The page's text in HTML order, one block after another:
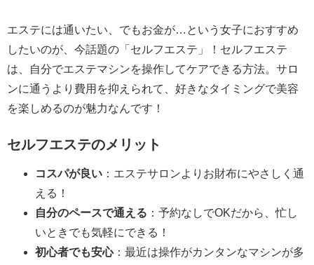
エステには通いたい、でもお金が…という女子におすすめ
したいのが、今話題の「セルフエステ」！セルフエステ
は、自分でエステマシンを操作してケアできる方法。サロ
ンに通うより費用を抑えられて、好きなタイミングで美容
を楽しめるのが魅力なんです！
セルフエステのメリット
コスパが良い ：エステサロンよりお財布にやさしく通
える！
自分のペースで通える ：予約なしでOKだから、忙し
いときでも気軽にできる！
初心者でも安心：最近は操作がカンタンなマシンが多